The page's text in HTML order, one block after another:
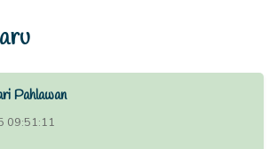
Pahlawan
09:51:11